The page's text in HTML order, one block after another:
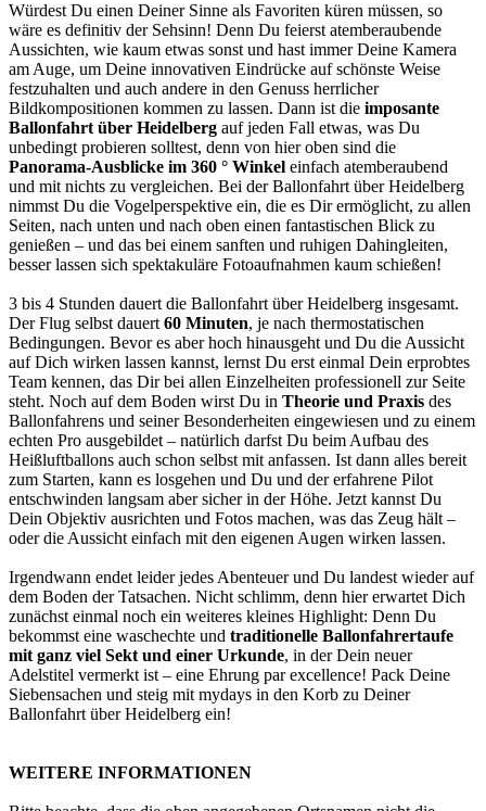
Würdest Du einen Deiner Sinne als Favoriten küren müssen, so
wäre es definitiv der Sehsinn! Denn Du feierst atemberaubende
Aussichten, wie kaum etwas sonst und hast immer Deine Kamera
am Auge, um Deine innovativen Eindrücke auf schönste Weise
festzuhalten und auch andere in den Genuss herrlicher
Bildkompositionen kommen zu lassen. Dann ist die imposante
Ballonfahrt über Heidelberg auf jeden Fall etwas, was Du
unbedingt probieren solltest, denn von hier oben sind die
Panorama-Ausblicke im 360 ° Winkel einfach atemberaubend
und mit nichts zu vergleichen. Bei der Ballonfahrt über Heidelberg
nimmst Du die Vogelperspektive ein, die es Dir ermöglicht, zu allen
Seiten, nach unten und nach oben einen fantastischen Blick zu
genießen – und das bei einem sanften und ruhigen Dahingleiten,
besser lassen sich spektakuläre Fotoaufnahmen kaum schießen!
3 bis 4 Stunden dauert die Ballonfahrt über Heidelberg insgesamt.
Der Flug selbst dauert 60 Minuten, je nach thermostatischen
Bedingungen. Bevor es aber hoch hinausgeht und Du die Aussicht
auf Dich wirken lassen kannst, lernst Du erst einmal Dein erprobtes
Team kennen, das Dir bei allen Einzelheiten professionell zur Seite
steht. Noch auf dem Boden wirst Du in Theorie und Praxis des
Ballonfahrens und seiner Besonderheiten eingewiesen und zu einem
echten Pro ausgebildet – natürlich darfst Du beim Aufbau des
Heißluftballons auch schon selbst mit anfassen. Ist dann alles bereit
zum Starten, kann es losgehen und Du und der erfahrene Pilot
entschwinden langsam aber sicher in der Höhe. Jetzt kannst Du
Dein Objektiv ausrichten und Fotos machen, was das Zeug hält –
oder die Aussicht einfach mit den eigenen Augen wirken lassen.
Irgendwann endet leider jedes Abenteuer und Du landest wieder auf
dem Boden der Tatsachen. Nicht schlimm, denn hier erwartet Dich
zunächst einmal noch ein weiteres kleines Highlight: Denn Du
bekommst eine waschechte und traditionelle Ballonfahrertaufe
mit ganz viel Sekt und einer Urkunde, in der Dein neuer
Adelstitel vermerkt ist – eine Ehrung par excellence! Pack Deine
Siebensachen und steig mit mydays in den Korb zu Deiner
Ballonfahrt über Heidelberg ein!
WEITERE INFORMATIONEN